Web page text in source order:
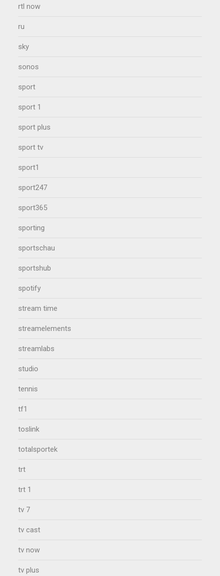
rtl now
ru
sky
sonos
sport
sport 1
sport plus
sport tv
sport1
sport247
sport365
sporting
sportschau
sportshub
spotify
stream time
streamelements
streamlabs
studio
tennis
tf1
toslink
totalsportek
trt
trt 1
tv 7
tv cast
tv now
tv plus